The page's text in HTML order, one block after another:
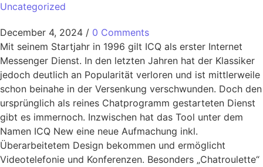
Uncategorized
December 4, 2024 / 0 Comments
Mit seinem Startjahr in 1996 gilt ICQ als erster Internet
Messenger Dienst. In den letzten Jahren hat der Klassiker
jedoch deutlich an Popularität verloren und ist mittlerweile
schon beinahe in der Versenkung verschwunden. Doch den
ursprünglich als reines Chatprogramm gestarteten Dienst
gibt es immernoch. Inzwischen hat das Tool unter dem
Namen ICQ New eine neue Aufmachung inkl.
Überarbeitetem Design bekommen und ermöglicht
Videotelefonie und Konferenzen. Besonders „Chatroulette“